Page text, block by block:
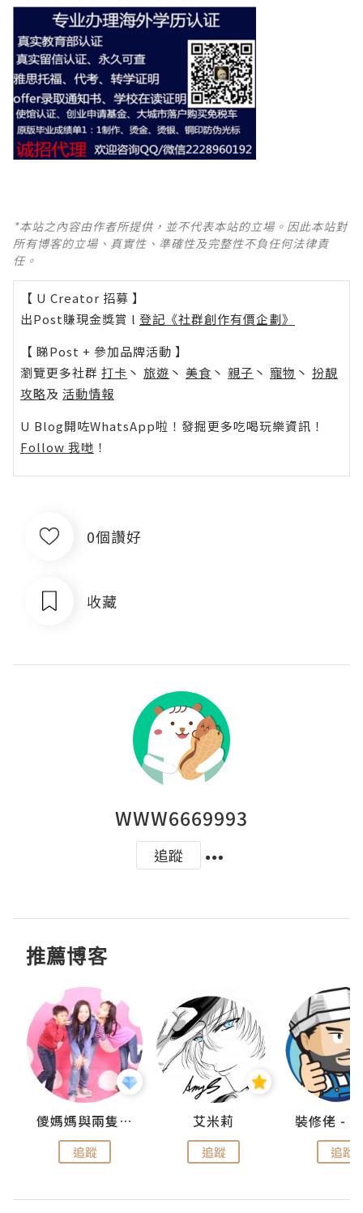
*本站之內容由作者所提供，並不代表本站的立場。因此本站對
所有博客的立場、真實性、準確性及完整性不負任何法律責
任。
【 U Creator 招募 】
出Post賺現金獎賞 l 登記《社群創作有價企劃》
【 睇Post + 參加品牌活動 】
瀏覽更多社群 打卡 丶 旅遊 丶 美食 丶 親子 丶 寵物 丶 扮靚
攻略及 活動情報
U Blog開咗WhatsApp啦！發掘更多吃喝玩樂資訊！
Follow 我哋 ！
0個讚好
收藏
WWW6669993
追蹤
推薦博客
儍媽媽與兩隻小魔怪之家
追蹤
艾米莉
追蹤 追蹤